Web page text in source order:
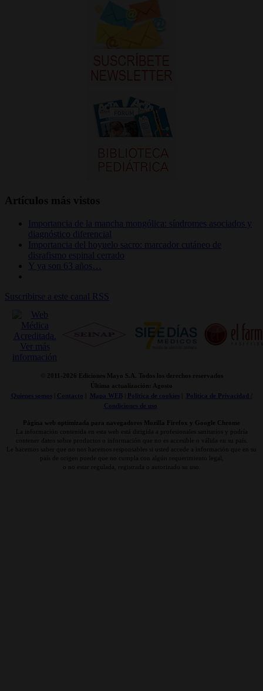
Artículos más vistos
Importancia de la mancha mongólica: síndromes asociados y
diagnóstico diferencial
Importancia del hoyuelo sacro: marcador cutáneo de
disrafismo espinal cerrado
Y ya son 63 años…
Suscribirse a este canal RSS
© 2011- 2026 Ediciones Mayo S.A. Todos los derechos reservados
Última actualización: Agosto
Quienes somos| Contacto Mapa WEB| Politica de cookies|
Politica de Privacidad /
Condiciones de uso
Página web optimizada para navegadores Mozilla Firefox y Google Chrome
La información contenida en esta web está dirigida a profesionales sanitarios y podría
contener datos sobre productos o información que no es accesible o válida en su país.
Le hacemos saber que no nos hacemos responsables si usted accede a información que en su
país de origen puede que no cumpla con algún requerimiento legal,
o no estar regulada, registrada o autorizado su uso.